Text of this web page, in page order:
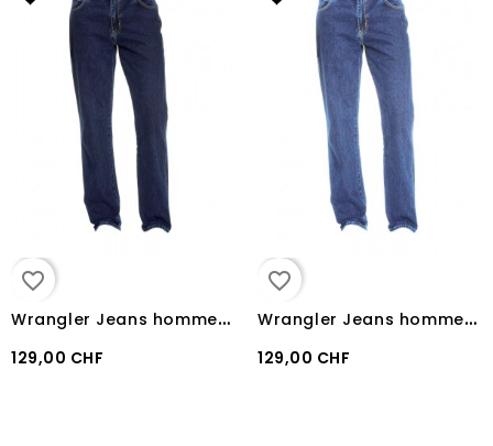
favorite_border
W
rangler Jeans homme “TEXAS STRETCH” DARK
129,00 CHF
favorite_border
W
rangler Jeans homme “TEXAS STRETCH” Wash
129,00 CHF